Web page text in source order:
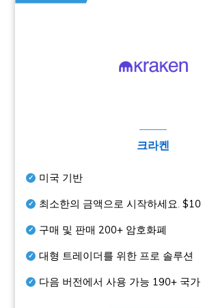
크라켄
미국 기반
최소한의 금액으로 시작하세요.$10
구매 및 판매200+ 암호화폐
대형 트레이더를 위한 프로 솔루션
다음 버전에서 사용 가능 190+ 국가